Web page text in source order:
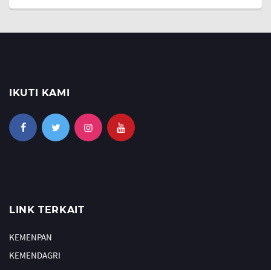
IKUTI KAMI
LINK TERKAIT
KEMENPAN
KEMENDAGRI